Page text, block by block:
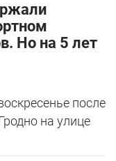
Но на 5 лет
после
на улице